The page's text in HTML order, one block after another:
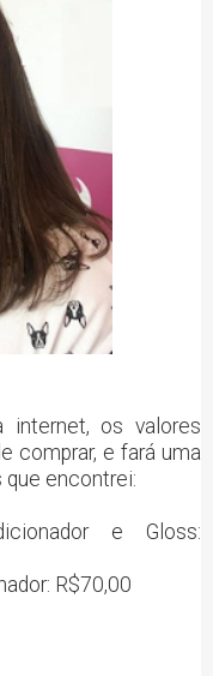
internet, os valores
comprar, e fará uma
que encontrei:
e Gloss:
R$70,00